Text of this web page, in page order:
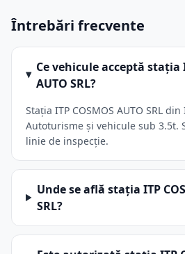
Întrebări frecvente
Ce vehicule acceptă stația
AUTO SRL?
Stația ITP COSMOS AUTO SRL
Autoturisme și vehicule sub 3.5t.
linie de inspecție.
Unde se află stația ITP
SRL?